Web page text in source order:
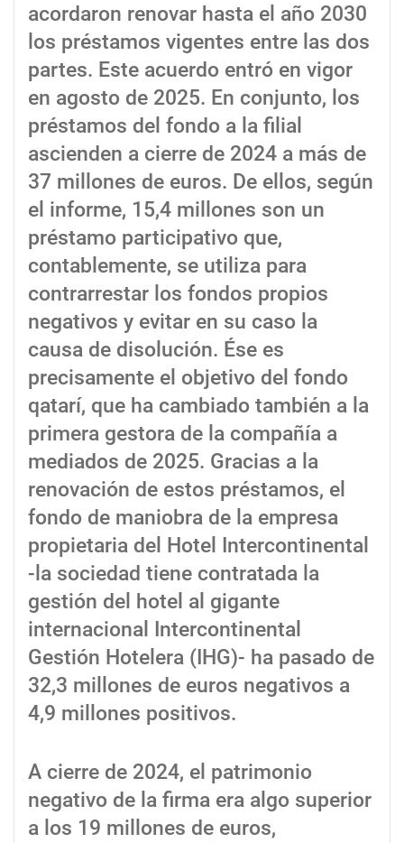
acordaron renovar hasta el año 2030
los préstamos vigentes entre las dos
partes. Este acuerdo entró en vigor
en agosto de 2025. En conjunto, los
préstamos del fondo a la filial
ascienden a cierre de 2024 a más de
37 millones de euros. De ellos, según
el informe, 15,4 millones son un
préstamo participativo que,
contablemente, se utiliza para
contrarrestar los fondos propios
negativos y evitar en su caso la
causa de disolución. Ése es
precisamente el objetivo del fondo
qatarí, que ha cambiado también a la
primera gestora de la compañía a
mediados de 2025. Gracias a la
renovación de estos préstamos, el
fondo de maniobra de la empresa
propietaria del Hotel Intercontinental
-la sociedad tiene contratada la
gestión del hotel al gigante
internacional Intercontinental
Gestión Hotelera (IHG)- ha pasado de
32,3 millones de euros negativos a
4,9 millones positivos.
A cierre de 2024, el patrimonio
negativo de la firma era algo superior
a los 19 millones de euros,